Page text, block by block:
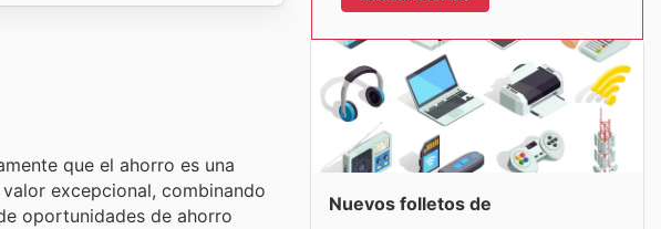
que el ahorro es una
excepcional, combinando
oportunidades de ahorro
Nuevos folletos de